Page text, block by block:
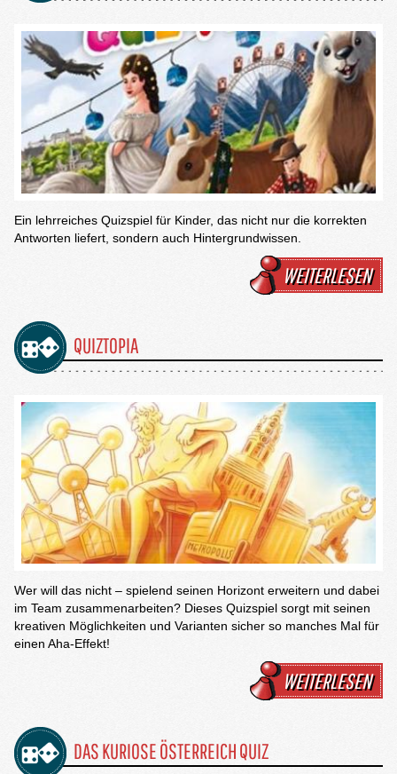
Ein lehrreiches Quizspiel für Kinder, das nicht nur die korrekten
Antworten liefert, sondern auch Hintergrundwissen.
WEITERLESEN
QUIZTOPIA
Wer will das nicht – spielend seinen Horizont erweitern und dabei
im Team zusammenarbeiten? Dieses Quizspiel sorgt mit seinen
kreativen Möglichkeiten und Varianten sicher so manches Mal für
einen Aha-Effekt!
WEITERLESEN
DAS KURIOSE ÖSTERREICH QUIZ